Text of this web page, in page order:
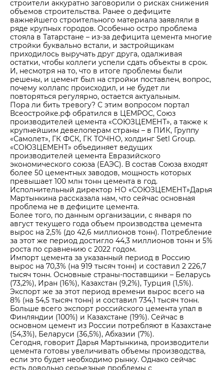
строители аккуратно заговорили о рисках снижения
объемов строительства. Ранее о дефиците
важнейшего строительного материала заявляли в
ряде крупных городов. Особенно остро проблема
стояла в Татарстане – из-за дефицита цемента многие
стройки буквально встали, и застройщикам
приходилось выручать друг друга, одалживая
остатки, чтобы коллеги успели сдать объекты в срок.
И, несмотря на то, что в итоге проблемы были
решены, и цемент был на стройки поставлен, вопрос,
почему коллапс происходил, и не будет ли
повторяться регулярно, остается актуальным.
Пора ли бить тревогу? С этим вопросом портал
Всеостройке.рф обратился в ЦЕМРОС, Союз
производителей цемента «СОЮЗЦЕМЕНТ», а также к
крупнейшим девелоперам страны – в ПИК, Группу
«Самолет», ГК ФСК, ГК ТОЧНО, холдинг Setl Group.
«СОЮЗЦЕМЕНТ» объединяет ведущих
производителей цемента Евразийского
экономического союза (ЕАЭС). В состав Союза входят
более 50 цементных заводов, мощность которых
превышает 100 млн тонн цемента в год.
Исполнительный директор НО «СОЮЗЦЕМЕНТ»Дарья
Мартынкина рассказала нам, что сейчас основная
проблема не в дефиците цемента.
Более того, по данным организации, с января по
август текущего года объем производства цемента
вырос на 2,5% (до 42,6 миллионов тонн). Потребление
за этот же период достигло 44,3 миллионов тонн и 5%
роста по сравнению с 2022 годом.
Импорт цемента за указанный период в Россию
вырос на 70,3% (на 919 тысяч тонн) и составил 2 226,7
тысяч тонн. Основные страны-поставщики – Беларусь
(73,2%), Иран (16%), Казахстан (9,2%), Турция (1,5%).
Экспорт же за этот период времени вырос всего на
8% (на 54,5 тысяч тонн) и составил 734,1 тысяч тонн.
Больше всего экспорт российского цемента упал в
Финляндии (100%) и Казахстане (19%). Сейчас в
основном цемент из России потребляют в Казахстане
(54,3%), Беларуси (36,5%), Абхазии (7%).
Сегодня, говорит Дарья Мартынкина, производители
цемента готовы увеличивать объемы производства,
если это будет необходимо рынку. Однако сейчас
есть довольно серьезные проблемы с
Центры дистрибуции
Реализация ТМЦ и непрофильных активов
Политика в области закупок
В помощь поставщику
Не только цемент
Люди ЦЕМРОСа
Технологии и тренды
Издание для клиентов
Аналитика цементной отрасли
Медиабанк
Пресса о нас
Контакты
Контакты
Контакты для СМИ
Служба доверия